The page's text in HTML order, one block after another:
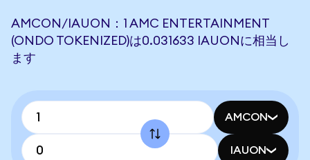
AMCON/IAUON：1 AMC ENTERTAINMENT
(ONDO TOKENIZED)は0.031633 IAUONに相当し
ます
AMCON
IAUON